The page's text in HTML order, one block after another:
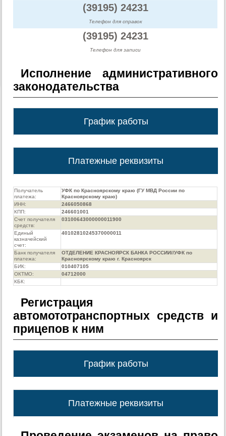
(39195) 24231
Телефон для справок
(39195) 24231
Телефон для записи
Исполнение административного
законодательства
График работы
Платежные реквизиты
Получатель
платежа:
УФК по Красноярскому краю (ГУ МВД России по
Красноярскому краю)
ИНН:
2466050868
КПП:
246601001
Счет получателя
средств:
03100643000000011900
Единый
казначейский
счет:
40102810245370000011
Банк получателя
платежа:
ОТДЕЛЕНИЕ КРАСНОЯРСК БАНКА РОССИИ//УФК по
Красноярскому краю г. Красноярск
БИК:
010407105
ОКТМО:
04712000
КБК:
Регистрация
автомототранспортных средств и
прицепов к ним
График работы
Платежные реквизиты